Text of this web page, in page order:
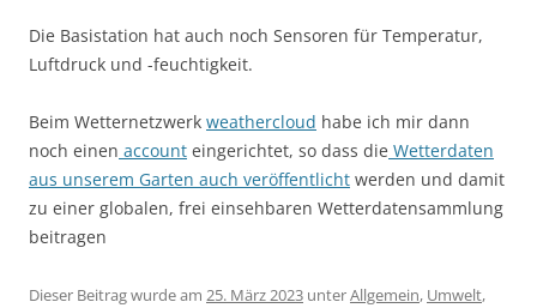
Die Basistation hat auch noch Sensoren für Temperatur,
Luftdruck und -feuchtigkeit.
Beim Wetternetzwerk weathercloud habe ich mir dann
noch einen account eingerichtet, so dass die Wetterdaten
aus unserem Garten auch veröffentlicht werden und damit
zu einer globalen, frei einsehbaren Wetterdatensammlung
beitragen
Dieser Beitrag wurde am 25. März 2023 unterAllgemein, Umwelt,